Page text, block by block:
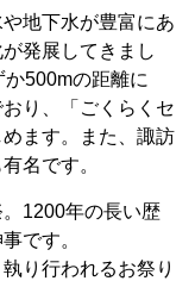
地下水が豊富にあ
発展してきまし
か500mの距離に
り、「ごくらくセ
ます。また、諏訪
名です。
1200年の長い歴
です。
り行われるお祭り